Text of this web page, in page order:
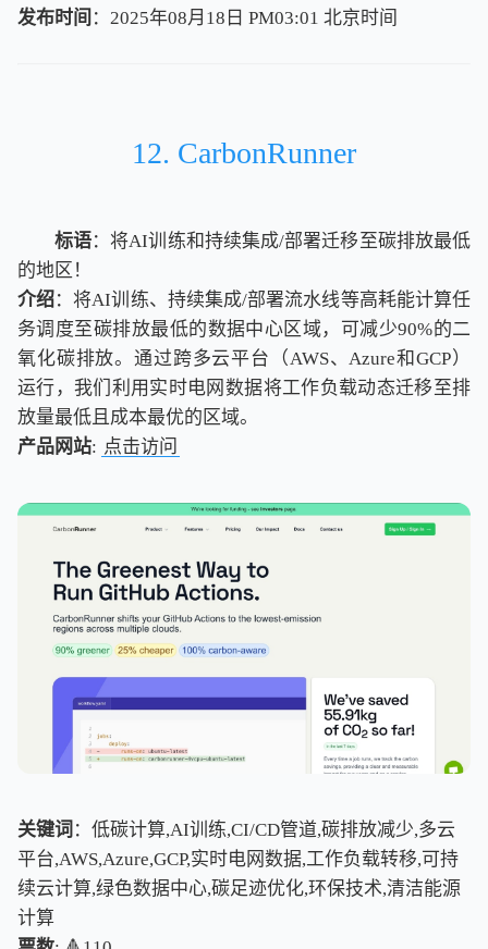
发布时间 ：2025年08月18日 PM03:01 北京时间
北京时间
12. CarbonRunner
标语：将AI训练和持续集成/部署迁移至碳排放最低
的地区！
介绍：将AI训练、持续集成/部署流水线等高耗能计算任
务调度至碳排放最低的数据中心区域，可减少90%的二
氧化碳排放。通过跨多云平台（AWS、Azure和GCP）
运行，我们利用实时电网数据将工作负载动态迁移至排
放量最低且成本最优的区域。
产品网站: 点击访问
关键词 ：低碳计算,AI训练,CI/CD管道,碳排放减少,多云
平台,AWS,Azure,GCP,实时电网数据,工作负载转移,可持
续云计算,绿色数据中心,碳足迹优化,环保技术,清洁能源
计算